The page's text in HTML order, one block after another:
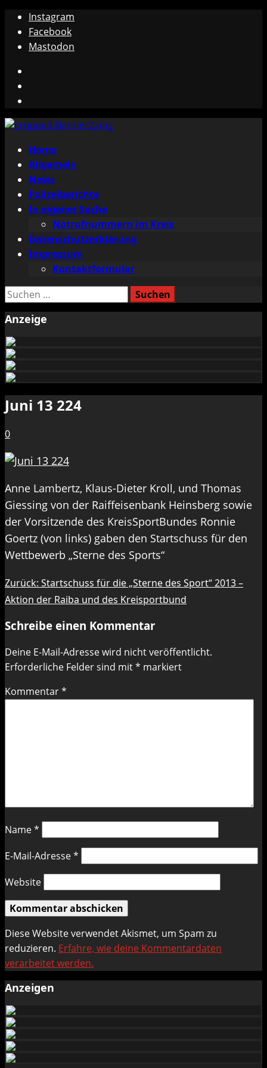
Zum
Inhalt
springen
Instagram
Facebook
Mastodon
Primäres
Menü
Home
Allgemein
News
Polizeiberichte
In eigener Sache
Notrufnummern im Kreis
Datenschutzerklärung
Impressum
Kontaktformular
Suchen
Anzeige
Juni 13 224
0
Anne Lambertz, Klaus-Dieter Kroll, und Thomas
Giessing von der Raiffeisenbank Heinsberg sowie
der Vorsitzende des KreisSportBundes Ronnie
Goertz (von links) gaben den Startschuss für den
Wettbewerb „Sterne des Sports“
Beitragsnavigation
Zurück: Startschuss für die „Sterne des Sport“ 2013 –
Aktion der Raiba und des Kreisportbund
Schreibe einen Kommentar
Deine E-Mail-Adresse wird nicht veröffentlicht.
Erforderliche Felder sind mit* markiert
Kommentar*
Name*
E-Mail-Adresse*
Website
Diese Website verwendet Akismet, um Spam zu
reduzieren. Erfahre, wie deine Kommentardaten
verarbeitet werden.
Anzeigen